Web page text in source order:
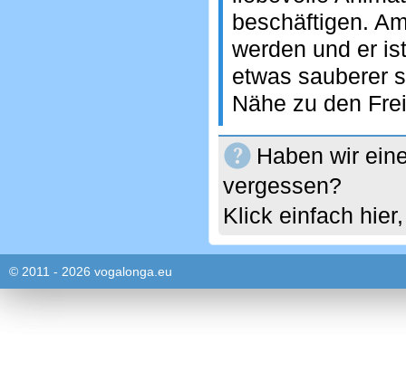
beschäftigen.
werden und er
etwas sauberer
Nähe zu den
Haben wir
vergessen?
Klick einfach
© 2011 - 2026 vogalonga.eu